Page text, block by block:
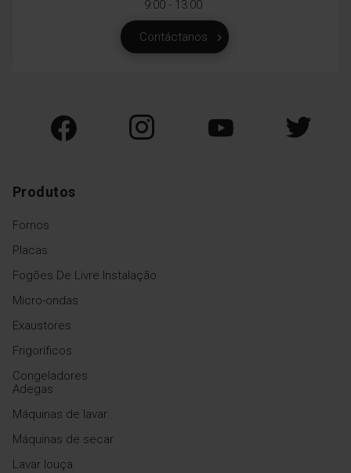
9:00 - 13:00
Contáctanos
Produtos
Fornos
Placas
Fogões De Livre Instalação
Micro-ondas
Exaustores
Frigoríficos
Congeladores
Adegas
Máquinas de lavar
Máquinas de secar
Lavar louça